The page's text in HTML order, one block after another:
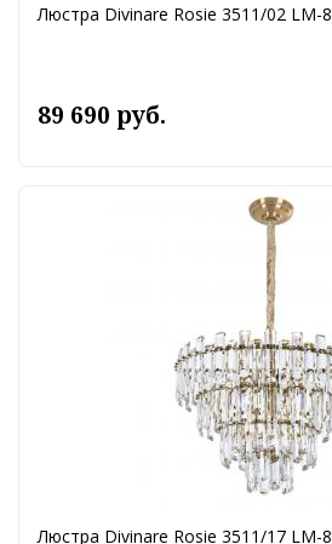
Люстра Divinare Rosie 3511/02 LM-8
89 690 руб.
Люстра Divinare Rosie 3511/17 LM-8